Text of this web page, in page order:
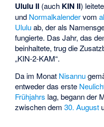
Ululu II (auch KIN II)
und Normalkalendervom
Ululuab, der als
fungierte. Das Jahr, das
beinhaltete, trug die
„KIN-2-KAM“.
Da im Monat Nisannu
entweder das erste
Frühjahrs lag, begann der
zwischen dem30. August